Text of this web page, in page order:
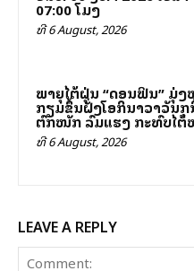
07:00 ໂມງ
ທີ 6 August, 2026
ພາຍຸໄຕ້ຝຸ່ນ “ດອນຟິນ” ມຸ່ງ
ກຽມຂຶ້ນຝັ່ງໂອກິນາວາວັນສຸ
ຕົກໜັກ ລົມແຮງ ກະທົບໄຕ້
ທີ 6 August, 2026
LEAVE A REPLY